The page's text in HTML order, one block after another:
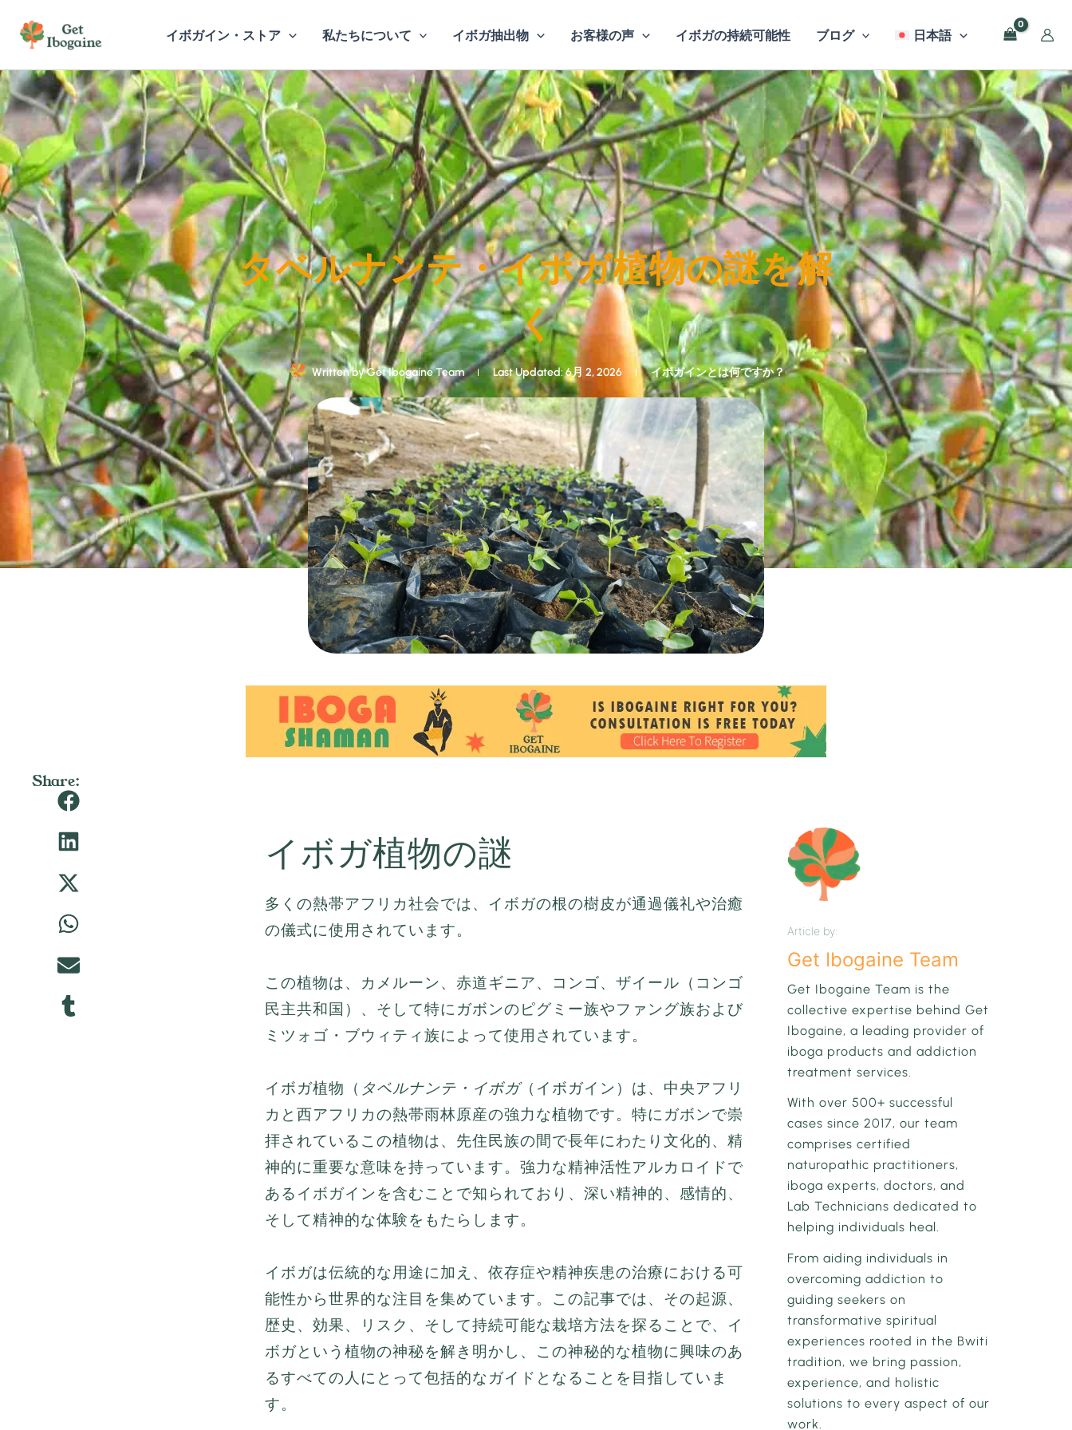
ス
キ
ッ
プ
イボガイン・ストア 私たちについて イボガ抽出物 お客様の声 イボガの持続可能性 ブログ 日本語
タベルナンテ・イボガ植物の謎を解
く
Written byGet Ibogaine Team Last Updated: 6月 2, 2026 イボガインとは何ですか？
Share:
イボガ植物の謎
多くの熱帯アフリカ社会では、イボガの根の樹皮が通過儀礼や治癒
の儀式に使用されています。
この植物は、カメルーン、赤道ギニア、コンゴ、ザイール（コンゴ
民主共和国）、そして特にガボンのピグミー族やファング族および
ミツォゴ・ブウィティ族によって使用されています。
イボガ植物（ タベルナンテ・イボガ（イボガイン）は、中央アフリ
カと西アフリカの熱帯雨林原産の強力な植物です。特にガボンで崇
拝されているこの植物は、先住民族の間で長年にわたり文化的、精
神的に重要な意味を持っています。強力な精神活性アルカロイドで
あるイボガインを含むことで知られており、深い精神的、感情的、
そして精神的な体験をもたらします。
イボガは伝統的な用途に加え、依存症や精神疾患の治療における可
能性から世界的な注目を集めています。この記事では、その起源、
歴史、効果、リスク、そして持続可能な栽培方法を探ることで、イ
ボガという植物の神秘を解き明かし、この神秘的な植物に興味のあ
るすべての人にとって包括的なガイドとなることを目指していま
す。
Article by:
Get Ibogaine Team
Get Ibogaine Team is the
collective expertise behind Get
Ibogaine, a leading provider of
iboga products and addiction
treatment services.
With over 500+ successful
cases since 2017, our team
comprises certified
naturopathic practitioners,
iboga experts, doctors, and
Lab Technicians dedicated to
helping individuals heal.
From aiding individuals in
overcoming addiction to
guiding seekers on
transformative spiritual
experiences rooted in the Bwiti
tradition, we bring passion,
experience, and holistic
solutions to every aspect of our
work.